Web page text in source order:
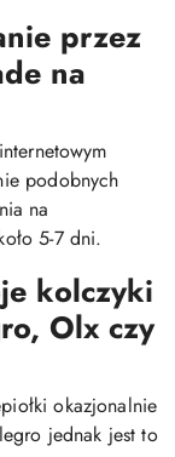
przez
na
podobnych
na
5-7 dni.
kolczyki
Olx czy
okazjonalnie
jednak jest to